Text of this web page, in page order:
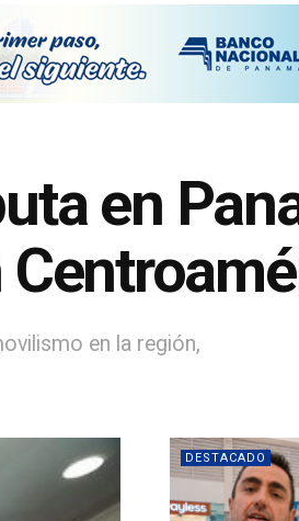
en
en la región,
DESTACADO